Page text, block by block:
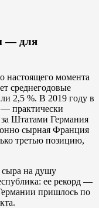
— для
момента
среднегодовые
2,5 %. В 2019 году в
— практически
Штатами Германия
сырная Франция
третью позицию,
на душу
ее рекорд —
пришлось по